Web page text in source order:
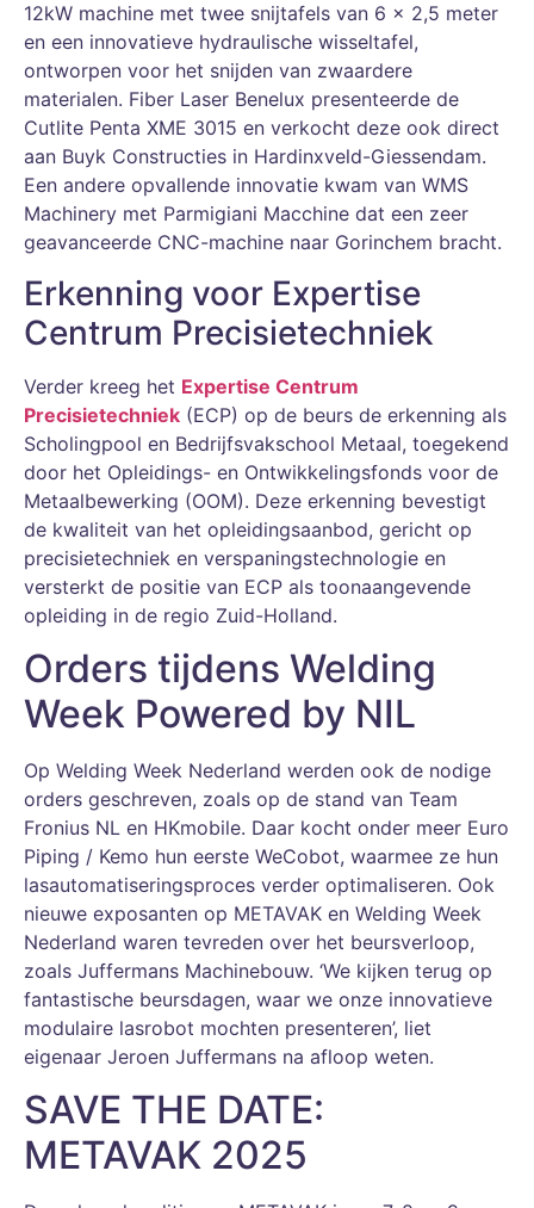
12kW machine met twee snijtafels van 6 x 2,5 meter
en een innovatieve hydraulische wisseltafel,
ontworpen voor het snijden van zwaardere
materialen. Fiber Laser Benelux presenteerde de
Cutlite Penta XME 3015 en verkocht deze ook direct
aan Buyk Constructies in Hardinxveld-Giessendam.
Een andere opvallende innovatie kwam van WMS
Machinery met Parmigiani Macchine dat een zeer
geavanceerde CNC-machine naar Gorinchem bracht.
Erkenning voor Expertise
Centrum Precisietechniek
Verder kreeg het Expertise Centrum
Precisietechniek (ECP) op de beurs de erkenning als
Scholingpool en Bedrijfsvakschool Metaal, toegekend
door het Opleidings- en Ontwikkelingsfonds voor de
Metaalbewerking (OOM). Deze erkenning bevestigt
de kwaliteit van het opleidingsaanbod, gericht op
precisietechniek en verspaningstechnologie en
versterkt de positie van ECP als toonaangevende
opleiding in de regio Zuid-Holland.
Orders tijdens Welding
Week Powered by NIL
Op Welding Week Nederland werden ook de nodige
orders geschreven, zoals op de stand van Team
Fronius NL en HKmobile. Daar kocht onder meer Euro
Piping / Kemo hun eerste WeCobot, waarmee ze hun
lasautomatiseringsproces verder optimaliseren. Ook
nieuwe exposanten op METAVAK en Welding Week
Nederland waren tevreden over het beursverloop,
zoals Juffermans Machinebouw. ‘We kijken terug op
fantastische beursdagen, waar we onze innovatieve
modulaire lasrobot mochten presenteren’, liet
eigenaar Jeroen Juffermans na afloop weten.
SAVE THE DATE:
METAVAK 2025